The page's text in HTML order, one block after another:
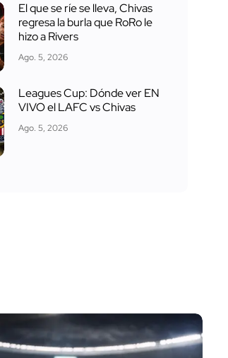
El que se ríe se lleva, Chivas
regresa la burla que RoRo le
hizo a Rivers
Ago. 5, 2026
Leagues Cup: Dónde ver EN
VIVO el LAFC vs Chivas
Ago. 5, 2026